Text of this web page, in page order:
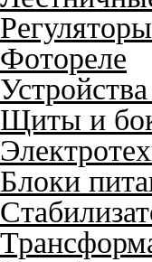
Фотореле
Щиты и
Блоки